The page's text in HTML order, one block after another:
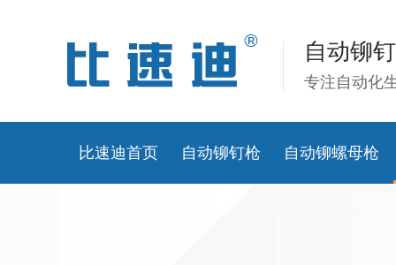
自动铆
专注自动化
比速迪首页 自动铆钉枪 自动铆螺母枪